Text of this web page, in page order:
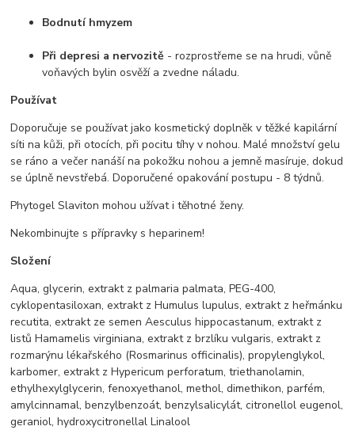
Bodnutí hmyzem
Při depresi a nervozitě - rozprostřeme se na hrudi, vůně
voňavých bylin osvěží a zvedne náladu.
Používat
Doporučuje se používat jako kosmetický doplněk v těžké kapilární
síti na kůži, při otocích, při pocitu tíhy v nohou. Malé množství gelu
se ráno a večer nanáší na pokožku nohou a jemně masíruje, dokud
se úplně nevstřebá. Doporučené opakování postupu - 8 týdnů.
Phytogel Slaviton mohou užívat i těhotné ženy.
Nekombinujte s přípravky s heparinem!
Složení
Aqua, glycerin, extrakt z palmaria palmata, PEG-400,
cyklopentasiloxan, extrakt z Humulus lupulus, extrakt z heřmánku
recutita, extrakt ze semen Aesculus hippocastanum, extrakt z
listů Hamamelis virginiana, extrakt z brzlíku vulgaris, extrakt z
rozmarýnu lékařského (Rosmarinus officinalis), propylenglykol,
karbomer, extrakt z Hypericum perforatum, triethanolamin,
ethylhexylglycerin, fenoxyethanol, methol, dimethikon, parfém,
amylcinnamal, benzylbenzoát, benzylsalicylát, citronellol eugenol,
geraniol, hydroxycitronellal Linalool